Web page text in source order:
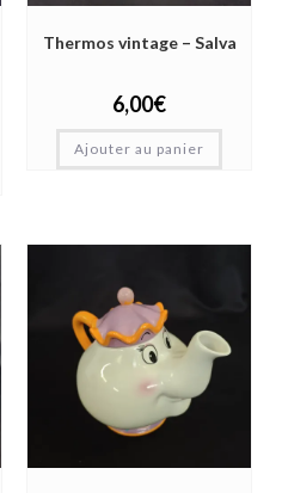
Thermos vintage – Salva
6,00€
Ajouter au panier